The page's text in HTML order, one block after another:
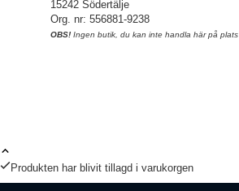
15242 Södertälje
Org. nr: 556881-9238
OBS! Ingen butik, du kan inte handla här på plats
Produkten har blivit tillagd i varukorgen